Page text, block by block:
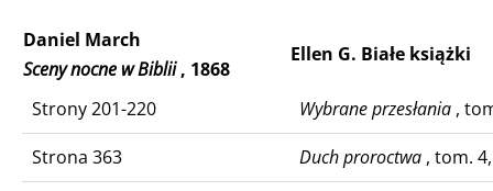
Daniel March
Sceny nocne w Biblii, 1868
Ellen G. Białe książki
Strony 201-220 Wybrane przesłania,
Strona 363
Duch proroctwa, tom. 4,